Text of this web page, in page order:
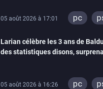
05 août 2026 à 17:01 pc
Larian célèbre les 3 ans de
des statistiques disons,
05 août 2026 à 16:26 pc